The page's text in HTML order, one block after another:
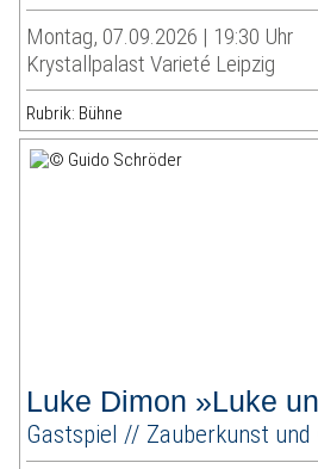
Montag, 07.09.2026 | 19:30 Uhr
Krystallpalast Varieté Leipzig
Rubrik: Bühne
Luke Dimon »Luke
Gastspiel // Zauberkunst und